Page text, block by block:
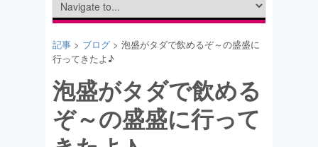
記事 > ブログ > 泡盛がタダで飲めるぞ～の盛盛に
行ってきたよ♪
泡盛がタダで飲める
ぞ～の盛盛に行って